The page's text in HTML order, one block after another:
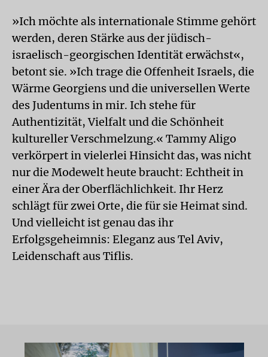
»Ich möchte als internationale Stimme gehört
werden, deren Stärke aus der jüdisch-
israelisch-georgischen Identität er­wächst«,
betont sie. »Ich trage die Offenheit Israels, die
Wärme Georgiens und die universellen Werte
des Judentums in mir. Ich stehe für
Authentizität, Vielfalt und die Schönheit
kultureller Verschmelzung.« Tammy Aligo
verkörpert in vielerlei Hinsicht das, was nicht
nur die Modewelt heute braucht: Echtheit in
einer Ära der Oberflächlichkeit. Ihr Herz
schlägt für zwei Orte, die für sie Heimat sind.
Und vielleicht ist genau das ihr
Erfolgsgeheimnis: Eleganz aus Tel Aviv,
Leidenschaft aus Tiflis.